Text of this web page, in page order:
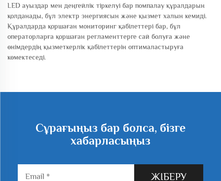
LED ауыздар мен деңгейлік тіркелуі бар помпалау құралдарын
қолданады, бұл электр энергиясын және қызмет халын кемиді.
Құралдарда қоршаған мониторинг қабілеттері бар, бұл
операторларға қоршаған регламенттерге сай болуға және
өнімдердің қызметкерлік қабілеттерін оптималастыруға
көмектеседі.
Сұрағыңыз бар болса, бізге
хабарласыңыз
ЖІБЕРУ